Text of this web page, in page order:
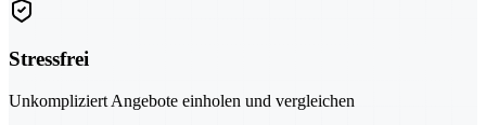
Stressfrei
Unkompliziert Angebote einholen und vergleichen